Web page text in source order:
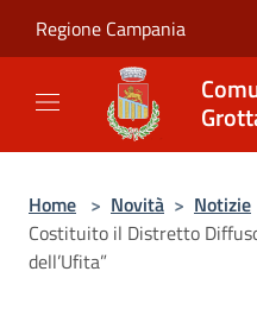
Regione Campania
Home > Novità > Notizie
Costituito il Distretto
dell’Ufita”